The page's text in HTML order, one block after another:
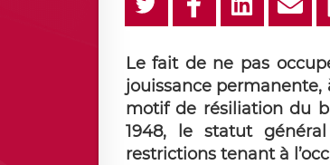
Le fait de ne pas
jouissance
motif de résiliation du
1948, le statut
restrictions tenant à